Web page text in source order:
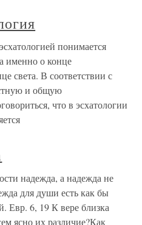
понимается
именно о конце
света. В соответствии с
и общую
что в эсхатологии
надежда, а надежда не
для души есть как бы
Евр. 6, 19 К вере близка
ясно их различие?Как